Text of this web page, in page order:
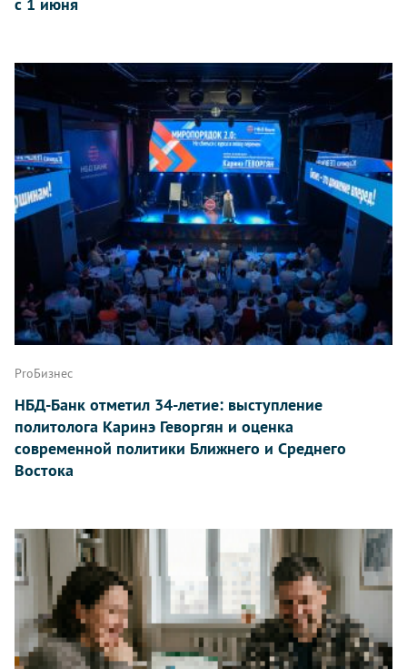
с 1 июня
ProБизнес
НБД-Банк отметил 34-летие: выступление
политолога Каринэ Геворгян и оценка
современной политики Ближнего и Среднего
Востока